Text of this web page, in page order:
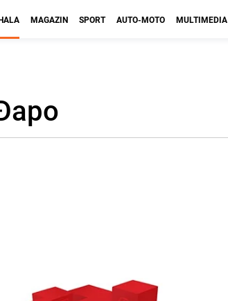
MAGAZIN SPORT AUTO-MOTO MULTIMEDIA